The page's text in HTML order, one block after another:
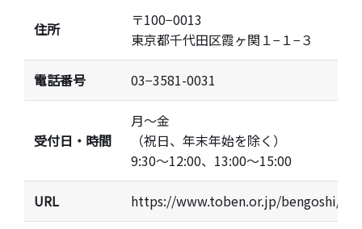
住所
〒100−0013
東京都千代田区霞ヶ関１−１−３
電話番号 03−3581-0031
受付日・時間
月〜金
（祝日、年末年始を除く）
9:30〜12:00、13:00〜15:00
URL
https://www.toben.or.jp/bengoshi/